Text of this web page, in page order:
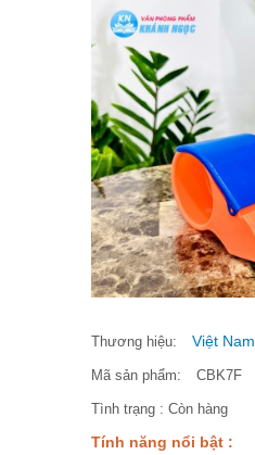
Thương hiệu: Việt Nam
Mã sản phẩm: CBK7F
Tình trạng : Còn hàng
Tính năng nổi bật :